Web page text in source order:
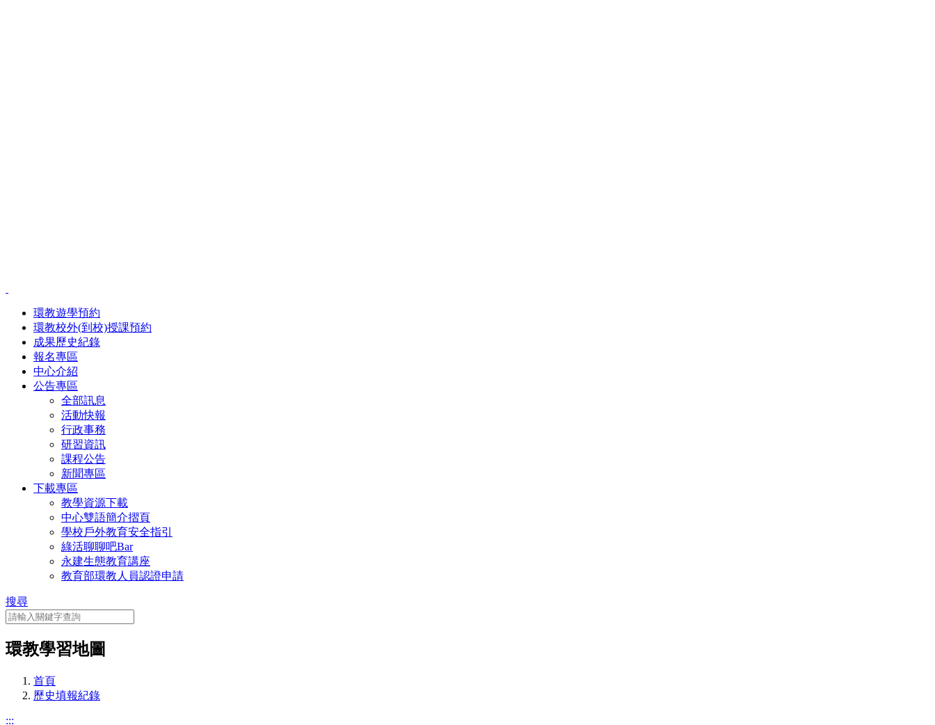
環教遊學預約
環教校外(到校)授課預約
成果歷史紀錄
報名專區
中心介紹
公告專區
全部訊息
活動快報
行政事務
研習資訊
課程公告
新聞專區
下載專區
教學資源下載
中心雙語簡介摺頁
學校戶外教育安全指引
綠活聊聊吧Bar
永建生態教育講座
教育部環教人員認證申請
搜尋
環教學習地圖
首頁
歷史填報紀錄
:::